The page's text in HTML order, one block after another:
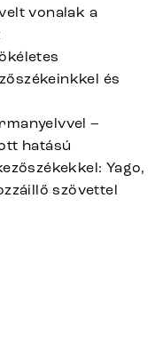
vonalak a
és
–
hatású
Yago,
szövettel